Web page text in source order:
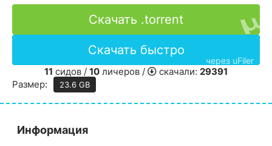
Скачать .torrent
Скачать быстро
через uFiler
11 сидов / 10 личеров / скачали: 29391
Размер:
23.6 GB
Информация